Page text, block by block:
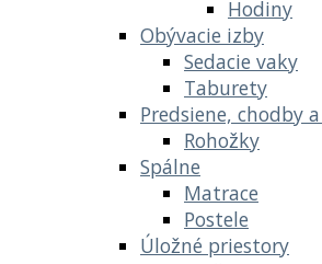
Hodiny
Obývacie izby
Sedacie vaky
Taburety
Predsiene, chodby
Rohožky
Spálne
Matrace
Postele
Úložné priestory